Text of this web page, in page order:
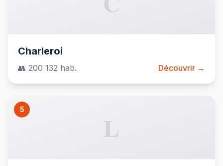
Charleroi
👥 200 132 hab. Découvrir →
5
L